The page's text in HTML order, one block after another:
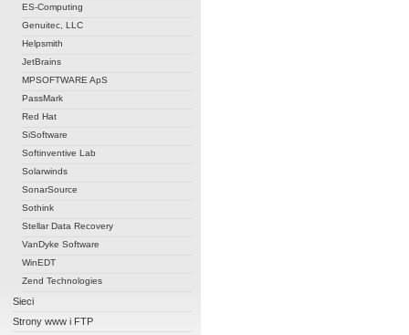
ES-Computing
Genuitec, LLC
Helpsmith
JetBrains
MPSOFTWARE ApS
PassMark
Red Hat
SiSoftware
Softinventive Lab
Solarwinds
SonarSource
Sothink
Stellar Data Recovery
VanDyke Software
WinEDT
Zend Technologies
Sieci
Strony www i FTP